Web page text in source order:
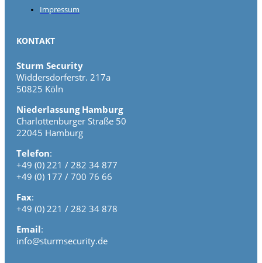
Impressum
KONTAKT
Sturm Security
Widdersdorferstr. 217a
50825 Köln
Niederlassung Hamburg
Charlottenburger Straße 50
22045 Hamburg
Telefon:
+49 (0) 221 / 282 34 877
+49 (0) 177 / 700 76 66
Fax:
+49 (0) 221 / 282 34 878
Email:
info@sturmsecurity.de